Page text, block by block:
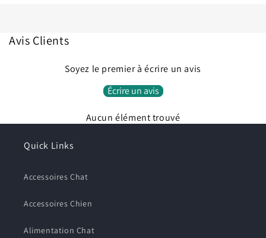
Avis Clients
Soyez le premier à écrire un avis
Écrire un avis
Aucun élément trouvé
Quick Links
Accessoires Chat
Accessoires Chien
Alimentation Chat
Connexion requise
Connectez-vous à votre compte pour ajouter des
produits à votre liste de souhaits et afficher vos